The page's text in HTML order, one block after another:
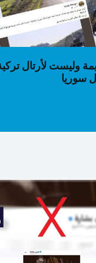
وليست لأرتال
سوريا